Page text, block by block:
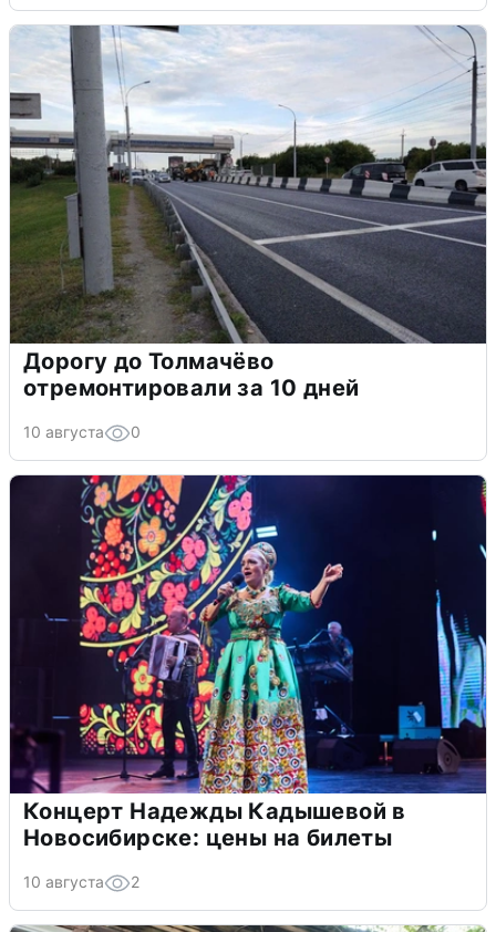
Дорогу до Толмачёво
отремонтировали за 10 дней
10 августа 0
Концерт Надежды Кадышевой в
Новосибирске: цены на билеты
10 августа 2